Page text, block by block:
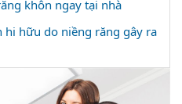
khôn ngay tại nhà
hi hữu do niềng răng gây ra